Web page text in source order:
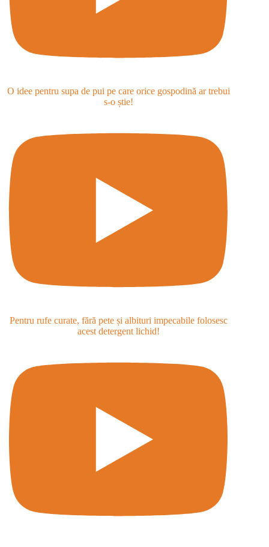
O idee pentru supa de pui pe care orice gospodină ar trebui
s-o știe!
Pentru rufe curate, fără pete și albituri impecabile folosesc
acest detergent lichid!